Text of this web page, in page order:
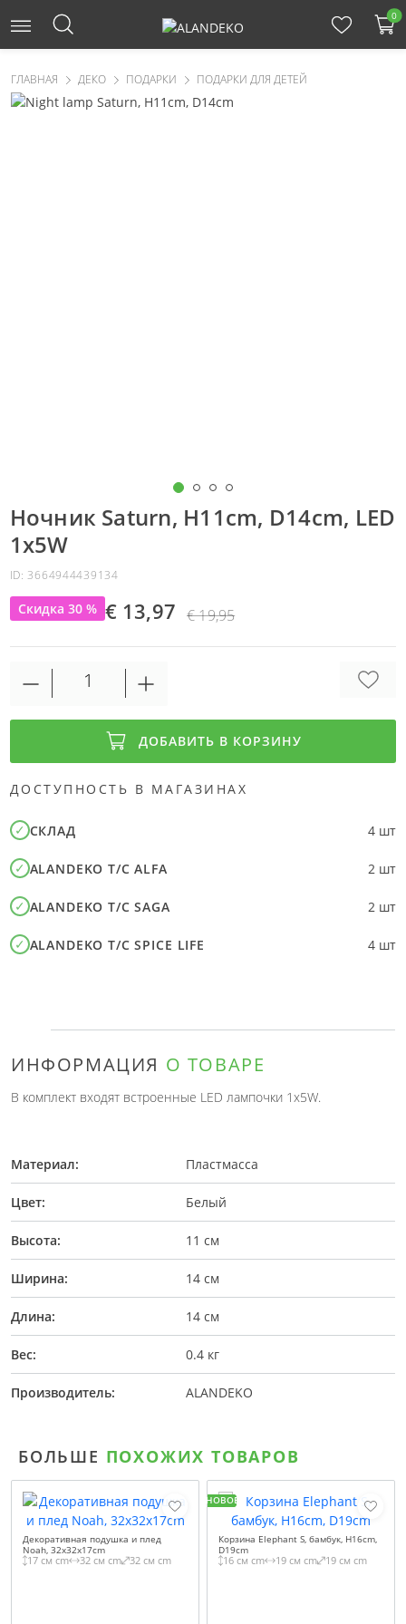
0
ГЛАВНАЯ ДЕКО ПОДАРКИ ПОДАРКИ ДЛЯ ДЕТЕЙ
Ночник Saturn, H11cm, D14cm, LED
1x5W
ID: 3664944439134
Скидка 30 % € 13,97 € 19,95
ДОБАВИТЬ В КОРЗИНУ
ДОСТУПНОСТЬ В МАГАЗИНАХ
СКЛАД 4 шт
ALANDEKO T/C ALFA 2 шт
ALANDEKO T/C SAGA 2 шт
ALANDEKO T/C SPICE LIFE 4 шт
ИНФОРМАЦИЯ О ТОВАРЕ
В комплект входят встроенные LED лампочки 1х5W.
Материал: Пластмасса
Цвет: Белый
Высота: 11 см
Ширина: 14 см
Длина: 14 см
Вес: 0.4 кг
Производитель: ALANDEKO
БОЛЬШЕ ПОХОЖИХ ТОВАРОВ
Декоративная подушка и плед
Noah, 32x32x17cm
17 см cm 32 см cm 32 см cm
Корзина Elephant S, бамбук, H16cm,
D19cm
16 см cm 19 см cm 19 см cm
НОВОЕ